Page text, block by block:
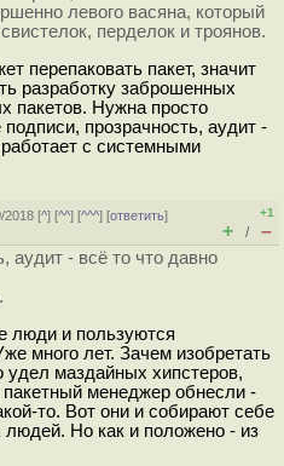
левого васяна, который
перделок и троянов.
перепаковать пакет, значит
разработку заброшенных
пакетов. Нужна просто
прозрачность, аудит -
с системными
2018 [^] [^^] [^^^] [ответить]
+1
+ / –
аудит - всё то что давно
люди и пользуются
много лет. Зачем изобретать
маздайных хипстеров,
менеджер обнесли -
то. Вот они и собирают себе
Но как и положено - из